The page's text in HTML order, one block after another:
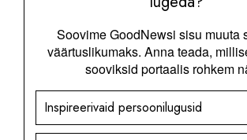
Soovime GoodNewsi sisu muuta
väärtuslikumaks. Anna teada,
sooviksid portaalis rohkem
Inspireerivaid persoonilugusid